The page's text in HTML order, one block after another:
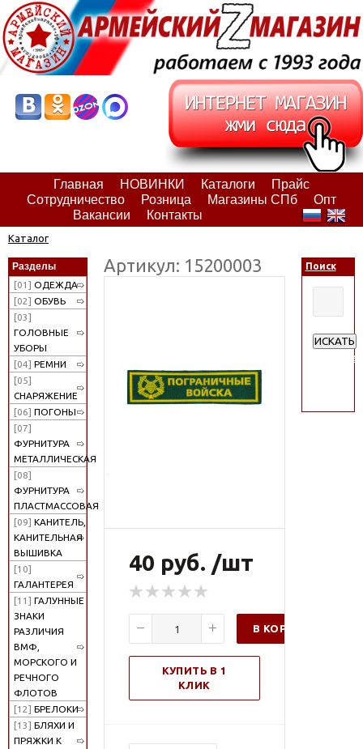
Главная НОВИНКИ Каталоги
Прайс
Сотрудничество
Розница Магазины СПб
Опт
Вакансии
Контакты
Каталог
Разделы
[01] ОДЕЖДА
[02] ОБУВЬ
[03]
ГОЛОВНЫЕ
УБОРЫ
[04] РЕМНИ
[05]
СНАРЯЖЕНИЕ
[06] ПОГОНЫ
[07]
ФУРНИТУРА
МЕТАЛЛИЧЕСКАЯ
[08]
ФУРНИТУРА
ПЛАСТМАССОВАЯ
[09] КАНИТЕЛЬ,
КАНИТЕЛЬНАЯ
ВЫШИВКА
[10]
ГАЛАНТЕРЕЯ
[11] ГАЛУННЫЕ
ЗНАКИ
РАЗЛИЧИЯ
ВМФ,
МОРСКОГО И
РЕЧНОГО
ФЛОТОВ
[12] БРЕЛОКИ
[13] БЛЯХИ И
ПРЯЖКИ К
Артикул: 15200003
40 руб. /шт
В КОРЗИНУ
КУПИТЬ В 1
КЛИК
Поиск
ИСКАТЬ